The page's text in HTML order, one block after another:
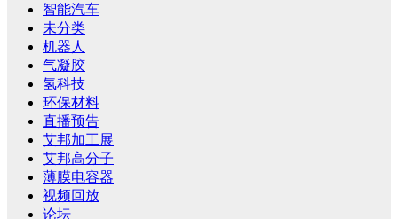
智能汽车
未分类
机器人
气凝胶
氢科技
环保材料
直播预告
艾邦加工展
艾邦高分子
薄膜电容器
视频回放
论坛